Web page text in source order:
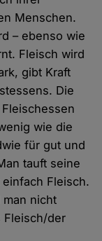
Menschen.
– ebenso wie
Fleisch wird
gibt Kraft
Die
wie die
für gut und
tauft seine
Fleisch.
nicht
Fleisch/der